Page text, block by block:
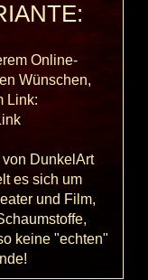
Online-
Wünschen,
Link:
DunkelArt
es sich um
und Film,
keine "echten"